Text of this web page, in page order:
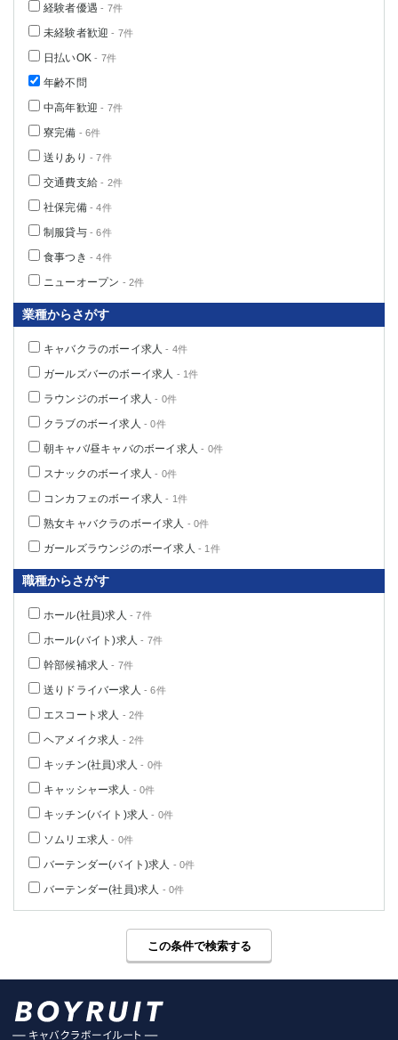
経験者優遇 - 7件
未経験者歓迎 - 7件
日払いOK - 7件
年齢不問
中高年歓迎 - 7件
寮完備 - 6件
送りあり - 7件
交通費支給 - 2件
社保完備- 4件
制服貸与- 6件
食事つき - 4件
ニューオープン - 2件
業種からさがす
キャバクラのボーイ求人 - 4件
ガールズバーのボーイ求人 - 1件
ラウンジのボーイ求人 - 0件
クラブのボーイ求人 - 0件
朝キャバ/昼キャバのボーイ求人 - 0件
スナックのボーイ求人 - 0件
コンカフェのボーイ求人 - 1件
熟女キャバクラのボーイ求人 - 0件
ガールズラウンジのボーイ求人 - 1件
職種からさがす
ホール(社員)求人 - 7件
ホール(バイト)求人 - 7件
幹部候補求人 - 7件
送りドライバー求人 - 6件
エスコート求人 - 2件
ヘアメイク求人 - 2件
キッチン(社員)求人 - 0件
キャッシャー求人 - 0件
キッチン(バイト)求人 - 0件
ソムリエ求人 - 0件
バーテンダー(バイト)求人 - 0件
バーテンダー(社員)求人 - 0件
この条件で検索する